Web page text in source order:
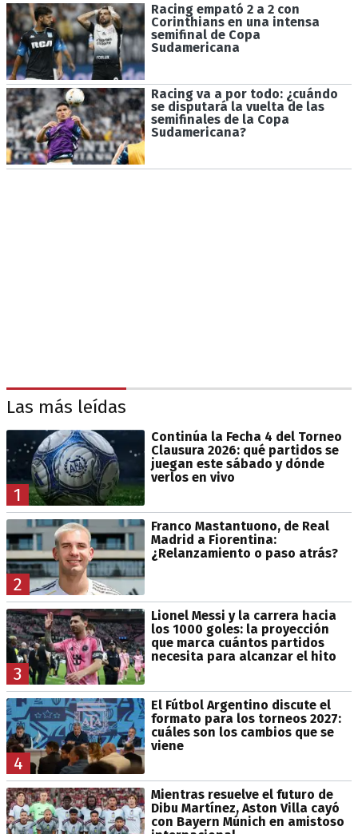
Racing empató 2 a 2 con
Corinthians en una intensa
semifinal de Copa
Sudamericana
Racing va a por todo: ¿cuándo
se disputará la vuelta de las
semifinales de la Copa
Sudamericana?
Las más leídas
1
Continúa la Fecha 4 del Torneo
Clausura 2026: qué partidos se
juegan este sábado y dónde
verlos en vivo
2
Franco Mastantuono, de Real
Madrid a Fiorentina:
¿Relanzamiento o paso atrás?
3
Lionel Messi y la carrera hacia
los 1000 goles: la proyección
que marca cuántos partidos
necesita para alcanzar el hito
4
El Fútbol Argentino discute el
formato para los torneos 2027:
cuáles son los cambios que se
viene
Mientras resuelve el futuro de
Dibu Martínez, Aston Villa cayó
con Bayern Múnich en amistoso